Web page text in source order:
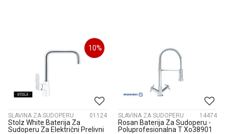
10%
SLAVINA ZA SUDOPERU 01124
Stolz White Baterija Za
Sudoperu Za Električni Prelivni
SLAVINA ZA SUDOPERU 14474
Rosan Baterija Za Sudoperu -
Poluprofesionalna T Xo38901